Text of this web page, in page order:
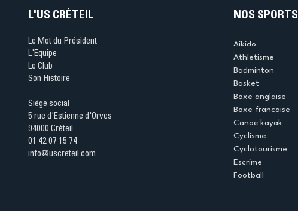
L'US CRÉTEIL
Le Mot du Président
L'Equipe
Le Club
Son Histoire
Siège social
5 rue d'Estienne d'Orves
94000 Créteil
01 42 07 15 74
info@uscreteil.com
NOS SPORTS
Aikido
Athletisme
Badminton
Basket
Boxe anglaise
Boxe francaise
Canoë kayak
Cyclisme
Cyclotourisme
Escrime
Football